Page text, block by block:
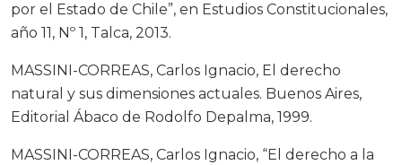
por el Estado de Chile”, en Estudios Constitucionales,
año 11, Nº 1, Talca, 2013.
MASSINI-CORREAS, Carlos Ignacio, El derecho
natural y sus dimensiones actuales. Buenos Aires,
Editorial Ábaco de Rodolfo Depalma, 1999.
MASSINI-CORREAS, Carlos Ignacio, “El derecho a la